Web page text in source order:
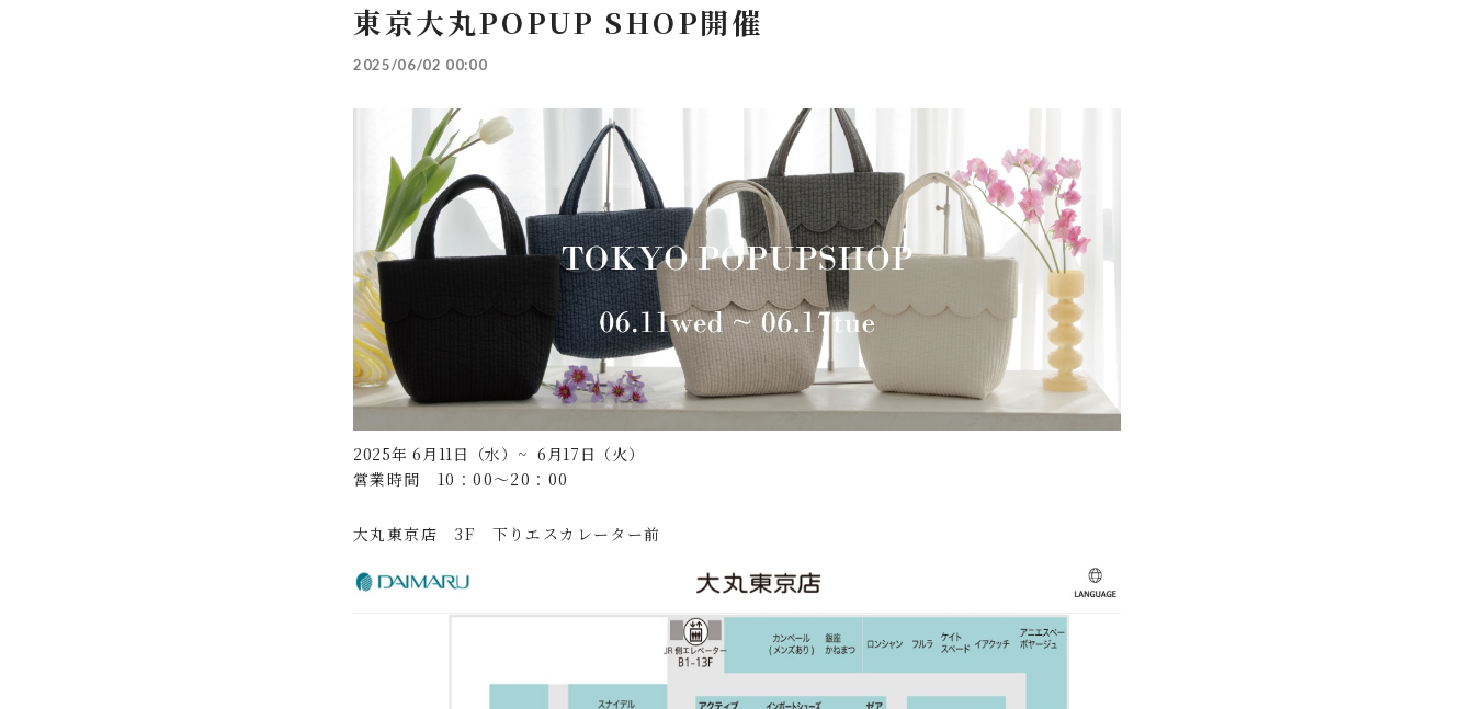
東京大丸POPUP SHOP開催
2025/06/02 00:00
2025年 6月11日（水）~ 6月17日（火）
営業時間 10：00～20：00
大丸東京店 3F 下りエスカレーター前